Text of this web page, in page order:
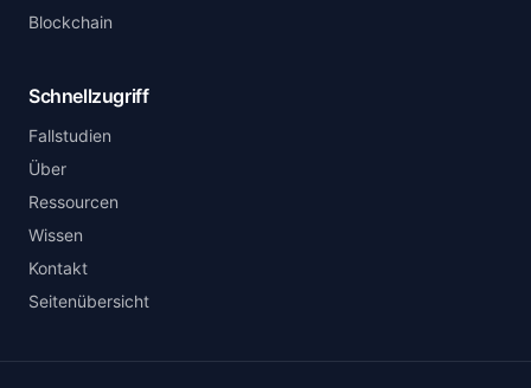
Blockchain
Schnellzugriff
Fallstudien
Über
Ressourcen
Wissen
Kontakt
Seitenübersicht